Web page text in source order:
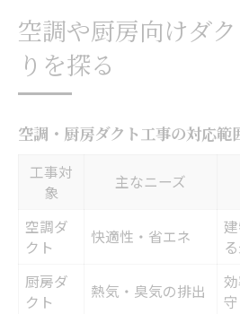
空調や厨房向けダ
りを探る
空調・厨房ダクト工事の対応範
工事対
象
主なニーズ
空調ダ
クト
快適性・省エネ
厨房ダ
クト
熱気・臭気の排出
守